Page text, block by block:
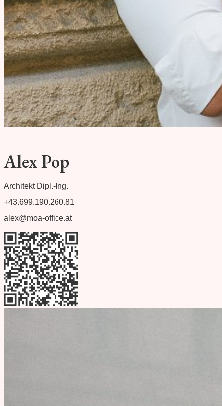
Alex Pop
Architekt Dipl.-Ing.
+43.699.190.260.81
alex@moa-office.at